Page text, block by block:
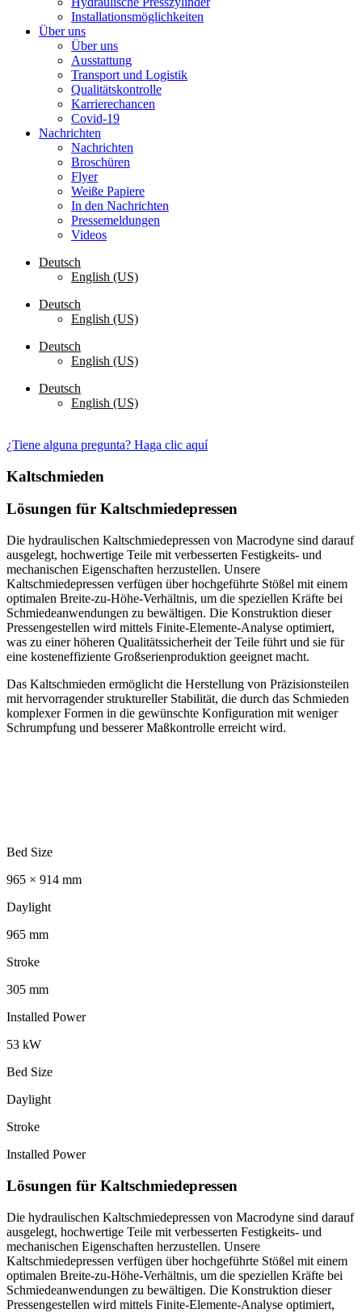
Installationsmöglichkeiten
Über uns
Über uns
Ausstattung
Transport und Logistik
Qualitätskontrolle
Karrierechancen
Covid-19
Nachrichten
Nachrichten
Broschüren
Flyer
Weiße Papiere
In den Nachrichten
Pressemeldungen
Videos
Deutsch
English (US)
Deutsch
English (US)
Deutsch
English (US)
Deutsch
English (US)
¿Tiene alguna pregunta? Haga clic aquí
Kaltschmieden
Lösungen für Kaltschmiedepressen
Die hydraulischen Kaltschmiedepressen von Macrodyne sind darauf
ausgelegt, hochwertige Teile mit verbesserten Festigkeits- und
mechanischen Eigenschaften herzustellen. Unsere
Kaltschmiedepressen verfügen über hochgeführte Stößel mit einem
optimalen Breite-zu-Höhe-Verhältnis, um die speziellen Kräfte bei
Schmiedeanwendungen zu bewältigen. Die Konstruktion dieser
Pressengestellen wird mittels Finite-Elemente-Analyse optimiert,
was zu einer höheren Qualitätssicherheit der Teile führt und sie für
eine kosteneffiziente Großserienproduktion geeignet macht.
Das Kaltschmieden ermöglicht die Herstellung von Präzisionsteilen
mit hervorragender struktureller Stabilität, die durch das Schmieden
komplexer Formen in die gewünschte Konfiguration mit weniger
Schrumpfung und besserer Maßkontrolle erreicht wird.
Bed Size
965 × 914 mm
Daylight
965 mm
Stroke
305 mm
Installed Power
53 kW
Bed Size
Daylight
Stroke
Installed Power
Lösungen für Kaltschmiedepressen
Die hydraulischen Kaltschmiedepressen von Macrodyne sind darauf
ausgelegt, hochwertige Teile mit verbesserten Festigkeits- und
mechanischen Eigenschaften herzustellen. Unsere
Kaltschmiedepressen verfügen über hochgeführte Stößel mit einem
optimalen Breite-zu-Höhe-Verhältnis, um die speziellen Kräfte bei
Schmiedeanwendungen zu bewältigen. Die Konstruktion dieser
Pressengestellen wird mittels Finite-Elemente-Analyse optimiert,